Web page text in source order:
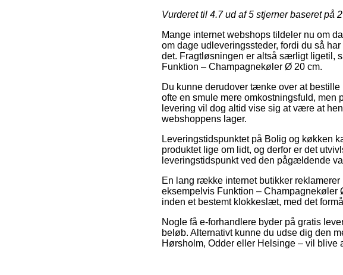
Vurderet til 4.7ud af 5 stjerner baseret på
Mange internet webshops tildeler nu om
om dage udleveringssteder, fordi du så
det. Fragtløsningen er altså særligt ligetil,
Funktion – Champagnekøler Ø 20 cm.
Du kunne derudover tænke over at
ofte en smule mere omkostningsfuld,
levering vil dog altid vise sig at være at
webshoppens lager.
Leveringstidspunktet på Bolig og køkken
produktet lige om lidt, og derfor er det
leveringstidspunkt ved den pågældende
En lang række internet butikker
eksempelvis Funktion – Champagnekøler
inden et bestemt klokkeslæt, med det
Nogle få e-forhandlere byder på gratis
beløb. Alternativt kunne du udse dig den
Hørsholm, Odder eller Helsinge – vil blive